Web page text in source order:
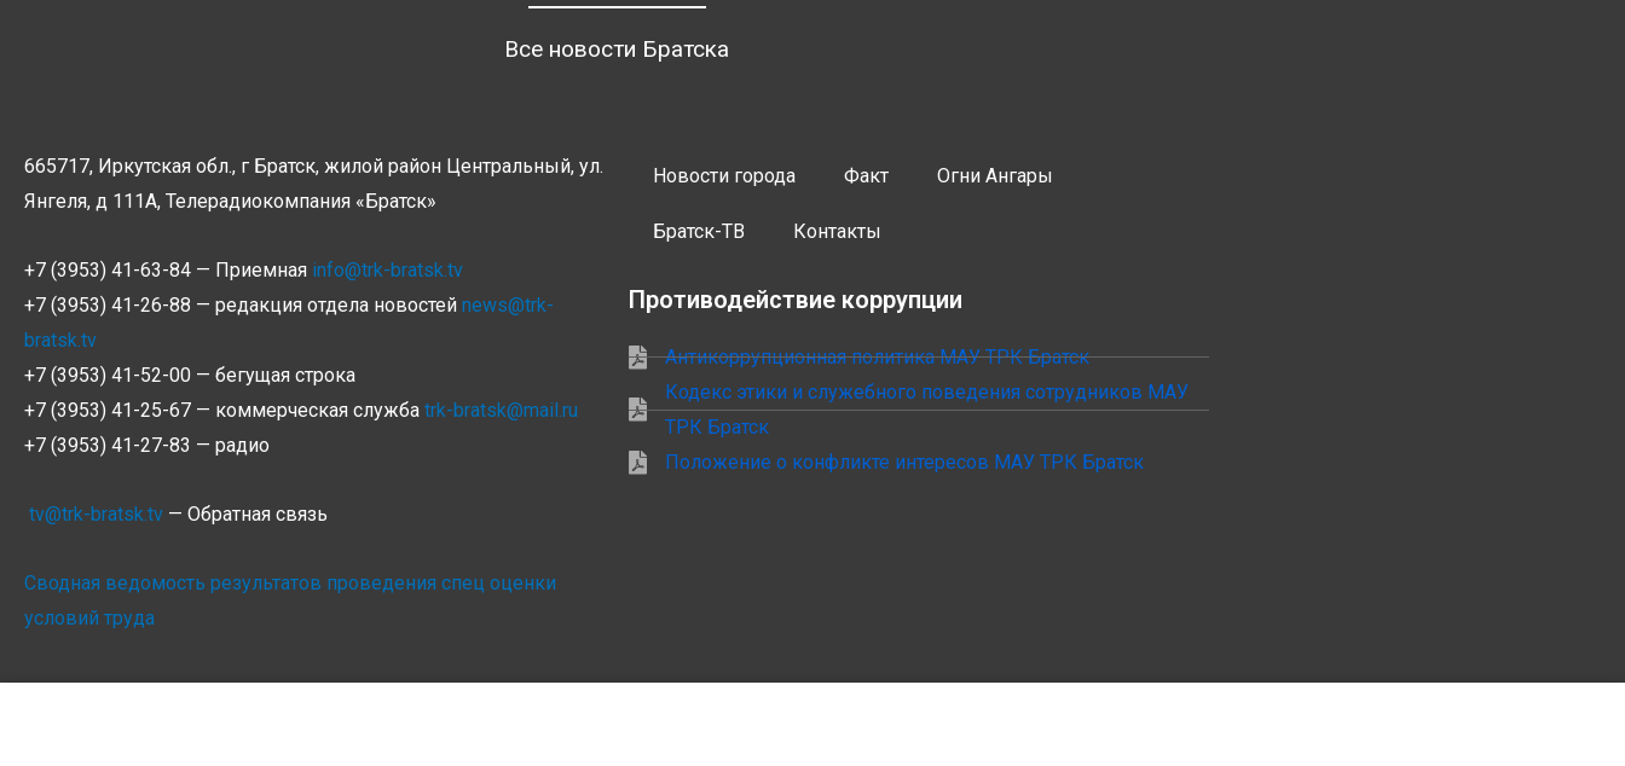
Все новости Братска
665717, Иркутская обл., г Братск, жилой район Центральный, ул.
Янгеля, д 111А, Телерадиокомпания «Братск»
+7 (3953) 41-63-84 — Приемная info@trk-bratsk.tv
+7 (3953) 41-26-88 — редакция отдела новостей news@trk-
bratsk.tv
+7 (3953) 41-52-00 — бегущая строка
+7 (3953) 41-25-67 — коммерческая служба trk-bratsk@mail.ru
+7 (3953) 41-27-83 — радио
tv@trk-bratsk.tv — Обратная связь
Сводная ведомость результатов проведения спец оценки
условий труда
Новости города Факт Огни Ангары
Братск-ТВ Контакты
Противодействие коррупции
Антикоррупционная политика МАУ ТРК Братск
Кодекс этики и служебного поведения сотрудников МАУ
ТРК Братск
Положение о конфликте интересов МАУ ТРК Братск